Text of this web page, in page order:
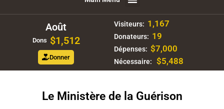
Août
Dons $1,512
Donner
Visiteurs: 1,167
Donateurs: 19
Dépenses: $7,000
Nécessaire: $5,488
Le Ministère de la Guérison